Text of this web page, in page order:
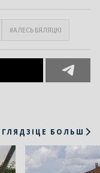
#АЛЕСЬ БЯЛЯЦКІ
ГЛЯДЗІЦЕ БОЛЬШ